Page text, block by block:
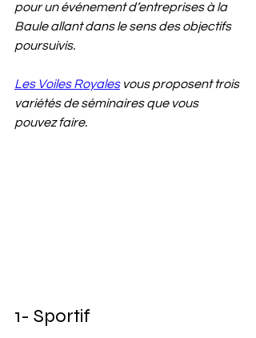
pour un événement d’entreprises à la
Baule allant dans le sens des objectifs
poursuivis.
Les Voiles Royales vous proposent trois
variétés de séminaires que vous
pouvez faire.
1- Sportif